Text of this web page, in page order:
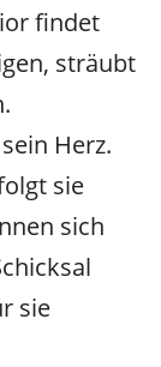
findet
sträubt
Herz.
sie
sich
sie